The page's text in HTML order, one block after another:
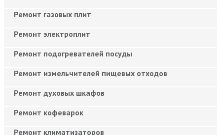
Ремонт газовых плит
Ремонт электроплит
Ремонт подогревателей посуды
Ремонт измельчителей пищевых отходов
Ремонт духовых шкафов
Ремонт кофеварок
Ремонт климатизаторов